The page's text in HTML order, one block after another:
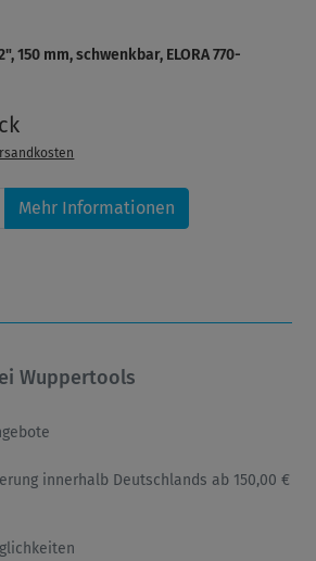
150 mm, schwenkbar, ELORA 770-
Mehr Informationen
Wuppertools
innerhalb Deutschlands ab 150,00 €